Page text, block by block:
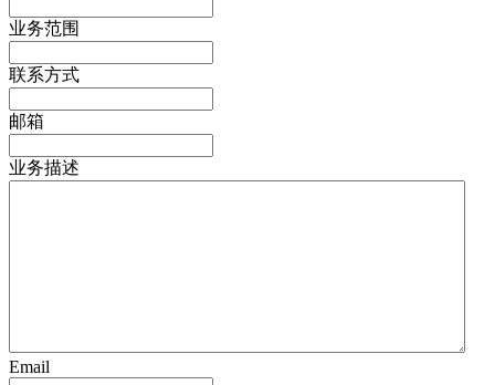
业务范围
联系方式
邮箱
业务描述
Email